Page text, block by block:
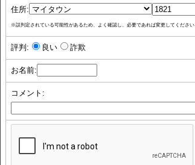
住所:
※誤判定されている可能性があるため、よく確認し、必要であれば変更してください
評判: 良い 詐欺
お名前:
コメント: